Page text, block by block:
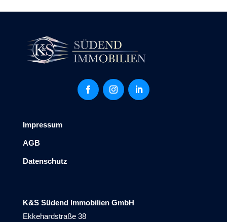
Impressum
AGB
Datenschutz
K&S Südend Immobilien GmbH
Ekkehardstraße 38